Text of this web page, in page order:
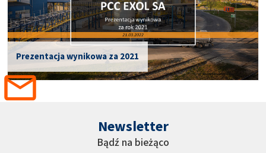
Prezentacja wynikowa za 2021
Newsletter
Bądź na bieżąco